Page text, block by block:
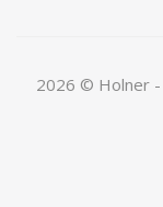
2026 © Holner -